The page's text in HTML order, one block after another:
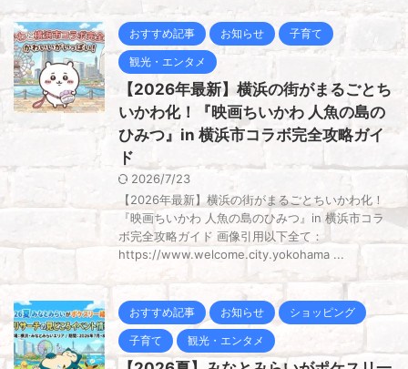
おすすめ記事 お知らせ 子育て
観光・エンタメ
【2026年最新】横浜の街がまるごとち
いかわ化！『映画ちいかわ 人魚の島の
ひみつ』in 横浜市コラボ完全攻略ガイ
ド
2026/7/23
【2026年最新】横浜の街がまるごとちいかわ化！
『映画ちいかわ 人魚の島のひみつ』in 横浜市コラ
ボ完全攻略ガイド 画像引用以下全て：
https://www.welcome.city.yokohama ...
おすすめ記事 お知らせ ショッピング
子育て 観光・エンタメ